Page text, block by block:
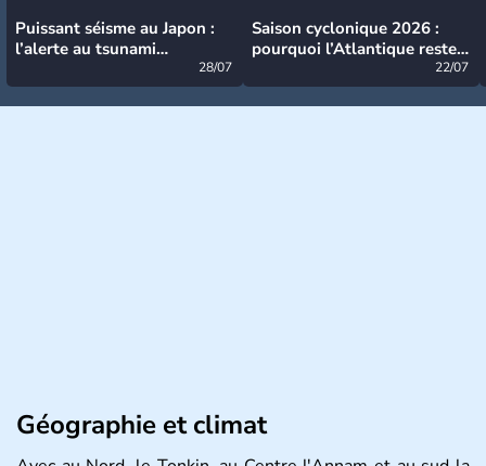
Puissant séisme au Japon :
l’alerte au tsunami
28/07
Saison cyclonique 2026 :
pourquoi l’Atlantique reste
22/07
Géographie et climat